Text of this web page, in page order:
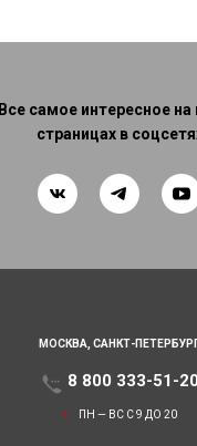
Все самое интересное на
страницах в
МОСКВА, САНКТ-
8 800 333-51-20
ПН — ВС С 9 ДО 20